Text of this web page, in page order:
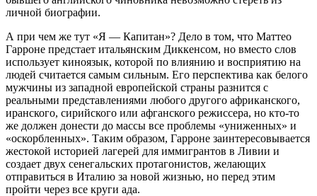
личной биографии.
А при чем же тут «Я — Капитан»? Дело в том, что Маттео
Гарроне предстает итальянским Диккенсом, но вместо слов
использует киноязык, которой по влиянию и восприятию на
людей считается самым сильным. Его перспектива как белого
мужчины из западной европейской страны разнится с
реальными представлениями любого другого африканского,
иранского, сирийского или афганского режиссера, но кто-то
же должен донести до массы все проблемы «униженных» и
«оскорбленных». Таким образом, Гарроне заинтересовывается
жестокой историей лагерей для иммигрантов в Ливии и
создает двух сенегальских протагонистов, желающих
отправиться в Италию за новой жизнью, но перед этим
пройти через все круги ада.